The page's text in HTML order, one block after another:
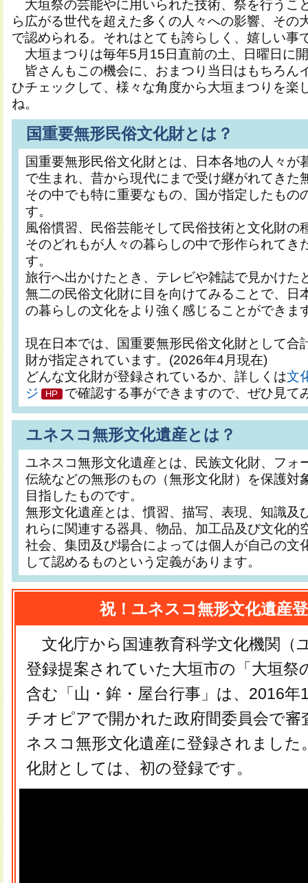
大垣祭の芸能やに用いられた技術、祭を行うこ
ら広がる世代を超えた多くの人々への影響、その
で認められる。それはとても誇らしく、嬉しい事
大垣まつりは毎年5月15日直前の土、日曜日に
皆さんもこの機会に、おまつり当日はもちろん
ひチェックして、様々な角度から大垣まつりを楽
ね。
国重要無形民俗文化財とは？
国重要無形民俗文化財とは、日本各地の人々が
で生まれ、昔から現代にまで受け継がれてきた
その中でも特に重要なもの、国が指定したもの
す。
風俗慣習、民俗芸能そして民俗技術と文化財の
そのどれもが人々の暮らしの中で形作られてき
す。
旅行へ出かけたとき、テレビや雑誌で見かけた
無二の民俗文化財に目を向けてみることで、日
の暮らしの文化をより強く感じることができま
現在日本では、国重要無形民俗文化財として合
財が指定されています。(2026年4月現在)
どんな文化財が登録されているか、詳しくは文
ジ
で確認する事ができますので、ぜひ見て
ユネスコ無形文化遺産とは？
ユネスコ無形文化遺産とは、民族文化財、フォ
伝統などの無形のもの（無形文化財）を保護対
目指したものです。
無形文化遺産とは、慣習、描写、表現、知識及
れらに関連する器具、物品、加工品及び文化的
社会、集団及び場合によっては個人が自己の文
して認めるものという定義があります。
祝！ユネスコ無形文化遺産
文化庁から国連教育科学文化機関（
登録提案されていた大垣市の「大垣祭
含む「山・鉾・屋台行事」は、2016年
チオピアで開かれた政府間委員会で審
ネスコ無形文化遺産に登録されました
化財としては、初の登録です。